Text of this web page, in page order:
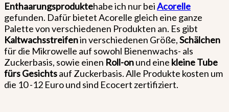
Enthaarungsproduktehabe ich nur beiAcorelle
gefunden. Dafür bietet Acorelle gleich eine ganze
Palette von verschiedenen Produkten an. Es gibt
Kaltwachsstreifenin verschiedenen Größe,Schälchen
für die Mikrowelle auf sowohl Bienenwachs- als
Zuckerbasis, sowie einen Roll-onund eine kleine Tube
fürs Gesichtsauf Zuckerbasis. Alle Produkte kosten um
die 10 -12 Euro und sind Ecocert zertifiziert.